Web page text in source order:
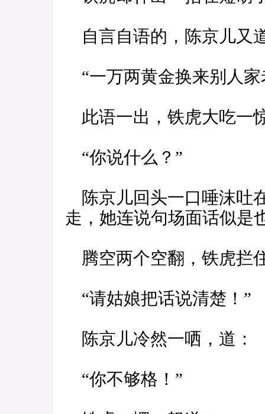
自言自语的，陈京儿又
“一万两黄金换来别人家
此语一出，铁虎大吃一
“你说什么？”
陈京儿回头一口唾沫吐
走，她连说句场面话似是
腾空两个空翻，铁虎拦
“请姑娘把话说清楚！”
陈京儿冷然一哂，道：
“你不够格！”